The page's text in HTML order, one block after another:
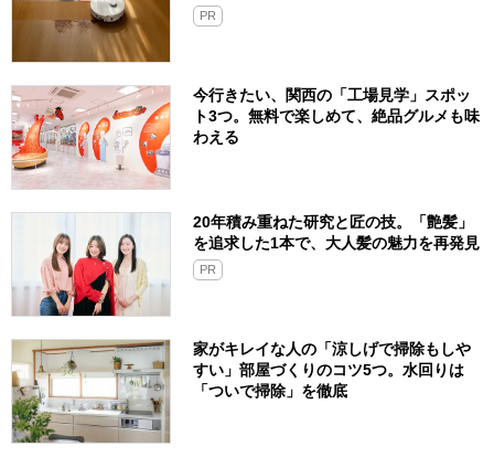
PR
今行きたい、関西の「工場見学」スポッ
ト3つ。無料で楽しめて、絶品グルメも味
わえる
20年積み重ねた研究と匠の技。「艶髪」
を追求した1本で、大人髪の魅力を再発見
PR
家がキレイな人の「涼しげで掃除もしや
すい」部屋づくりのコツ5つ。水回りは
「ついで掃除」を徹底